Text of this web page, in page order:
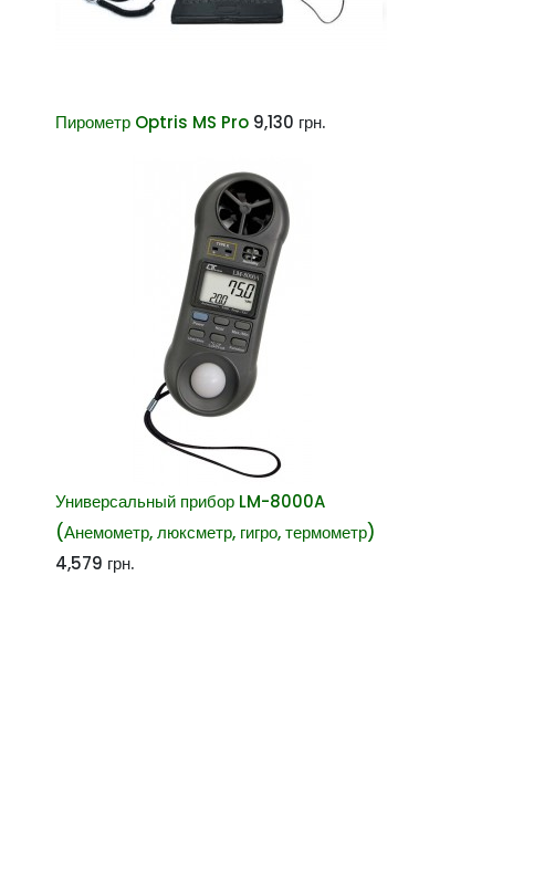
Пирометр Optris MS Pro 9,130 грн.
Универсальный прибор LM-8000A
(Анемометр, люксметр, гигро, термометр)
4,579 грн.